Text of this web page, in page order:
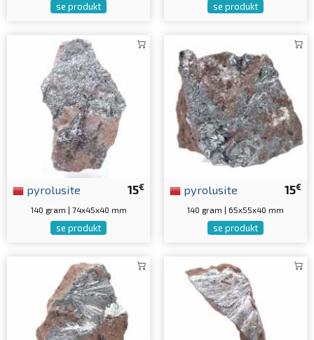
se produkt se produkt
15€
pyrolusite
140 gram | 74x45x40 mm
se produkt
15€
pyrolusite
140 gram | 65x55x40 mm
se produkt